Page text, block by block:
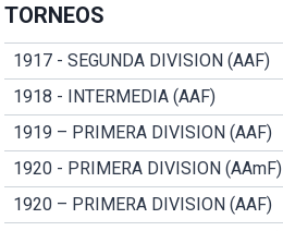
TORNEOS
1917 - SEGUNDA DIVISION (AAF)
1918 - INTERMEDIA (AAF)
1919 – PRIMERA DIVISION (AAF)
1920 - PRIMERA DIVISION (AAmF)
1920 – PRIMERA DIVISION (AAF)